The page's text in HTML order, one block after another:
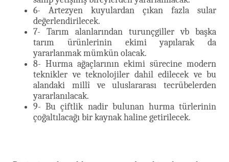
6- Artezyen kuyulardan çıkan fazla sular
değerlendirilecek.
7- Tarım alanlarından turunçgiller vb başka
tarım ürünlerinin ekimi yapılarak da
yararlanmak mümkün olacak.
8- Hurma ağaçlarının ekimi sürecine modern
teknikler ve teknolojiler dahil edilecek ve bu
alandaki millî ve uluslararası tecrübelerden
yararlanılacak.
9- Bu çiftlik nadir bulunan hurma türlerinin
çoğaltılacağı bir kaynak haline getirilecek.